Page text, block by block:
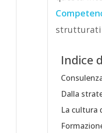
strutturati
Indice
Dalla
La cultura